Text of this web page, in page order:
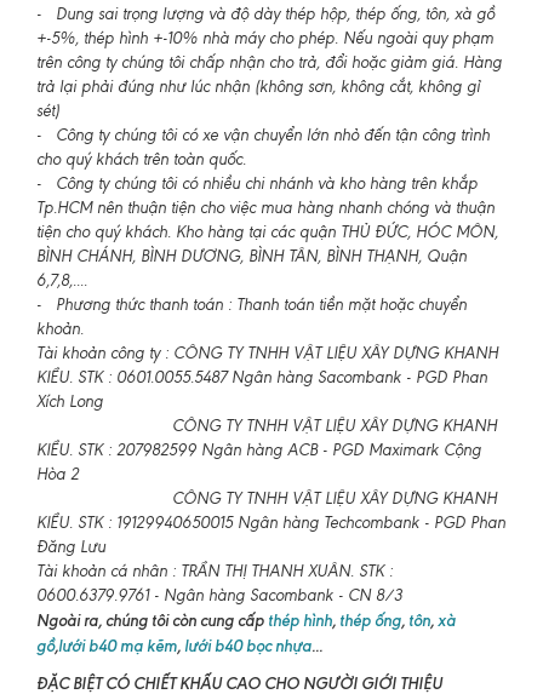
- Dung sai trọng lượng và độ dày thép hộp, thép ống, tôn, xà gồ
+-5%, thép hình +-10% nhà máy cho phép. Nếu ngoài quy phạm
trên công ty chúng tôi chấp nhận cho trả, đổi hoặc giảm giá. Hàng
trả lại phải đúng như lúc nhận (không sơn, không cắt, không gỉ
sét)
- Công ty chúng tôi có xe vận chuyển lớn nhỏ đến tận công trình
cho quý khách trên toàn quốc.
- Công ty chúng tôi có nhiều chi nhánh và kho hàng trên khắp
Tp.HCM nên thuận tiện cho việc mua hàng nhanh chóng và thuận
tiện cho quý khách. Kho hàng tại các quận THỦ ĐỨC, HÓC MÔN,
BÌNH CHÁNH, BÌNH DƯƠNG, BÌNH TÂN, BÌNH THẠNH, Quận
6,7,8,....
- Phương thức thanh toán : Thanh toán tiền mặt hoặc chuyển
khoản.
Tài khoản công ty : CÔNG TY TNHH VẬT LIỆU XÂY DỰNG KHANH
KIỀU. STK : 0601.0055.5487 Ngân hàng Sacombank - PGD Phan
Xích Long
CÔNG TY TNHH VẬT LIỆU XÂY DỰNG KHANH
KIỀU. STK : 207982599 Ngân hàng ACB - PGD Maximark Cộng
Hòa 2
CÔNG TY TNHH VẬT LIỆU XÂY DỰNG KHANH
KIỀU. STK : 19129940650015 Ngân hàng Techcombank - PGD Phan
Đăng Lưu
Tài khoản cá nhân : TRẦN THỊ THANH XUÂN. STK :
0600.6379.9761 - Ngân hàng Sacombank - CN 8/3
Ngoài ra, chúng tôi còn cung cấp thép hình, thép ống, tôn, xà
gồ,lưới b40 mạ kẽm, lưới b40 bọc nhựa...
ĐẶC BIỆT CÓ CHIẾT KHẤU CAO CHO NGƯỜI GIỚI THIỆU